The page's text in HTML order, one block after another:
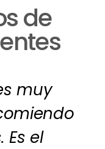
de
muy
el